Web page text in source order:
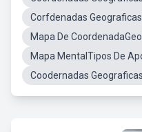
Corfdenadas
Mapa De
Mapa MentalTipos De
Coodernadas